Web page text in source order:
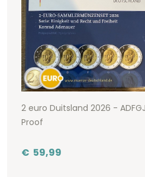
2 euro Duitsland 2026 -
Proof
€ 59,99